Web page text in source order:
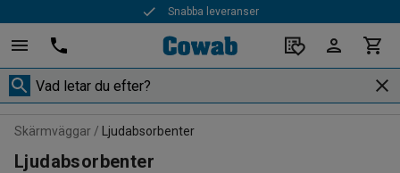
Snabba leveranser
Skärmväggar Ljudabsorbenter
Ljudabsorbenter